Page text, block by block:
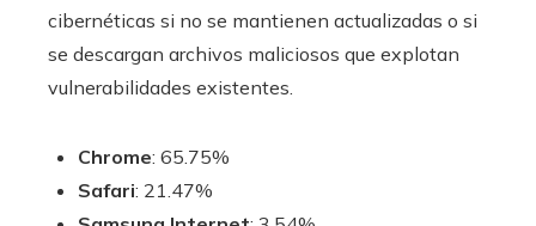
cibernéticas si no se mantienen actualizadas o si
se descargan archivos maliciosos que explotan
vulnerabilidades existentes.
Chrome: 65.75%
Safari: 21.47%